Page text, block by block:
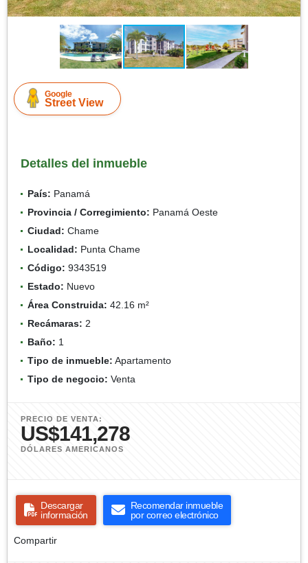
Google
Street View
Detalles del inmueble
País: Panamá
Provincia / Corregimiento: Panamá Oeste
Ciudad: Chame
Localidad: Punta Chame
Código: 9343519
Estado: Nuevo
Área Construida: 42.16 m²
Recámaras: 2
Baño: 1
Tipo de inmueble: Apartamento
Tipo de negocio: Venta
PRECIO DE VENTA:
US$141,278
DÓLARES AMERICANOS
Descargar
información
Recomendar inmueble
por correo electrónico
Compartir